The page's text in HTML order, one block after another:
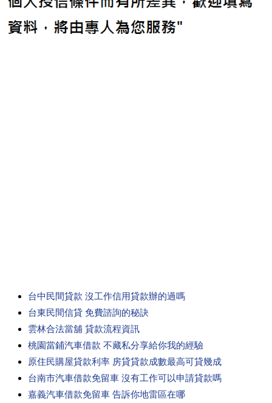
台中民間貸款 沒工作信用貸款辦的過嗎
台東民間信貸 免費諮詢的秘訣
雲林合法當舖 貸款流程資訊
桃園當鋪汽車借款 不藏私分享給你我的經驗
原住民購屋貸款利率 房貸貸款成數最高可貸幾成
台南市汽車借款免留車 沒有工作可以申請貸款嗎
嘉義汽車借款免留車 告訴你地雷區在哪